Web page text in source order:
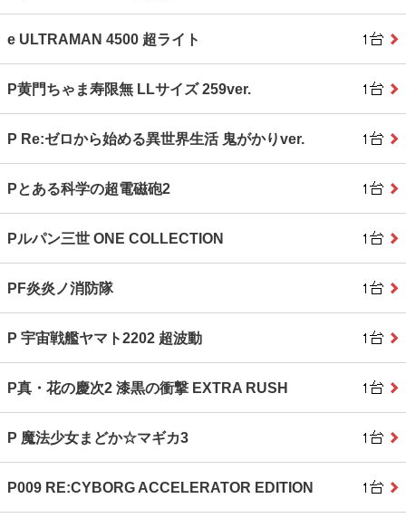
e ULTRAMAN 4500 超ライト
P黄門ちゃま寿限無 LLサイズ 259ver.
P Re:ゼロから始める異世界生活 鬼がかりver.
Pとある科学の超電磁砲2
Pルパン三世 ONE COLLECTION
PF炎炎ノ消防隊
P 宇宙戦艦ヤマト2202 超波動
P真・花の慶次2 漆黒の衝撃 EXTRA RUSH
P 魔法少女まどか☆マギカ3
P009 RE:CYBORG ACCELERATOR EDITION